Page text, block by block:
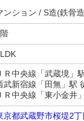
ンション / S造(鉄骨
ＪＲ中央線「武蔵境」
武新宿線「田無」駅
ＪＲ中央線「東小金井
京都武蔵野市桜堤2